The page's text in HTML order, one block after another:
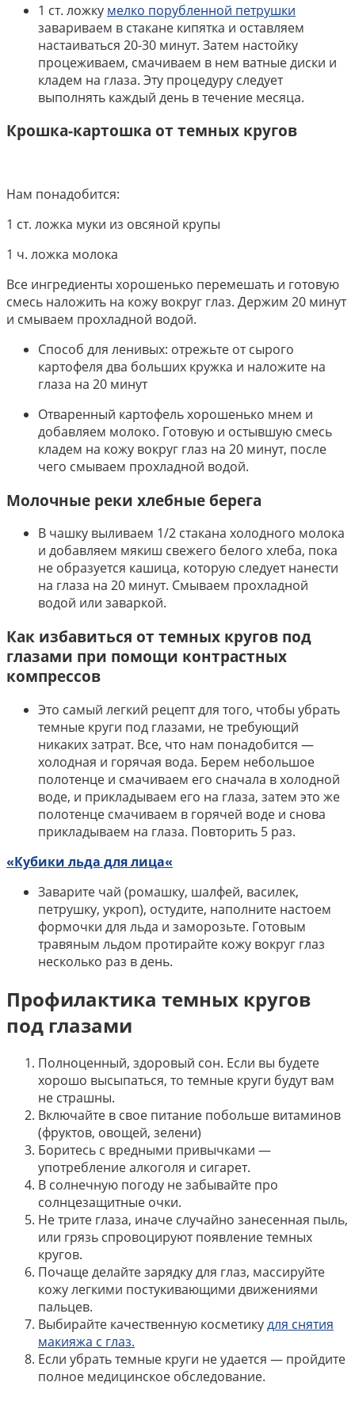
1 ст. ложку мелко порубленной петрушки
завариваем в стакане кипятка и оставляем
настаиваться 20-30 минут. Затем настойку
процеживаем, смачиваем в нем ватные диски и
кладем на глаза. Эту процедуру следует
выполнять каждый день в течение месяца.
Крошка-картошка от темных кругов
Нам понадобится:
1 ст. ложка муки из овсяной крупы
1 ч. ложка молока
Все ингредиенты хорошенько перемешать и готовую
смесь наложить на кожу вокруг глаз. Держим 20 минут
и смываем прохладной водой.
Способ для ленивых: отрежьте от сырого
картофеля два больших кружка и наложите на
глаза на 20 минут
Отваренный картофель хорошенько мнем и
добавляем молоко. Готовую и остывшую смесь
кладем на кожу вокруг глаз на 20 минут, после
чего смываем прохладной водой.
Молочные реки хлебные берега
В чашку выливаем 1/2 стакана холодного молока
и добавляем мякиш свежего белого хлеба, пока
не образуется кашица, которую следует нанести
на глаза на 20 минут. Смываем прохладной
водой или заваркой.
Как избавиться от темных кругов под
глазами при помощи контрастных
компрессов
Это самый легкий рецепт для того, чтобы убрать
темные круги под глазами, не требующий
никаких затрат. Все, что нам понадобится —
холодная и горячая вода. Берем небольшое
полотенце и смачиваем его сначала в холодной
воде, и прикладываем его на глаза, затем это же
полотенце смачиваем в горячей воде и снова
прикладываем на глаза. Повторить 5 раз.
«Кубики льда для лица«
Заварите чай (ромашку, шалфей, василек,
петрушку, укроп), остудите, наполните настоем
формочки для льда и заморозьте. Готовым
травяным льдом протирайте кожу вокруг глаз
несколько раз в день.
Профилактика темных кругов
под глазами
Полноценный, здоровый сон. Если вы будете
хорошо высыпаться, то темные круги будут вам
не страшны.
Включайте в свое питание побольше витаминов
(фруктов, овощей, зелени)
Боритесь с вредными привычками —
употребление алкоголя и сигарет.
В солнечную погоду не забывайте про
солнцезащитные очки.
Не трите глаза, иначе случайно занесенная пыль,
или грязь спровоцируют появление темных
кругов.
Почаще делайте зарядку для глаз, массируйте
кожу легкими постукивающими движениями
пальцев.
Выбирайте качественную косметикудля снятия
макияжа с глаз.
Если убрать темные круги не удается — пройдите
полное медицинское обследование.